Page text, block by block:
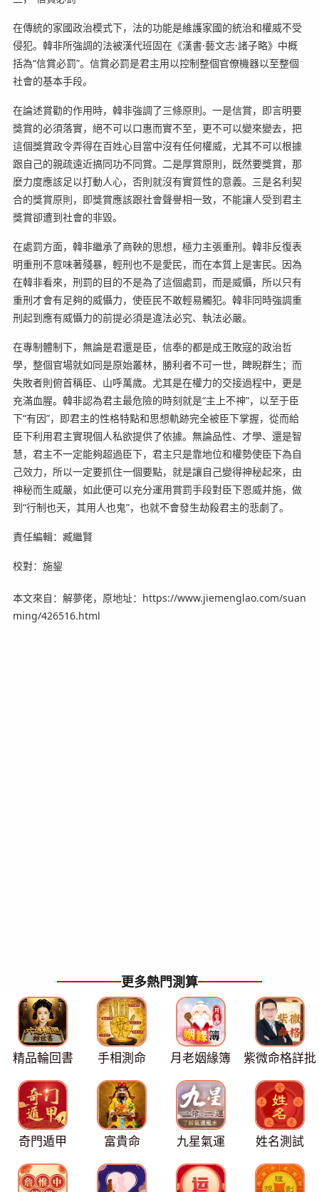
在傳統的家國政治模式下，法的功能是維護家國的統治和權威不受
侵犯。韓非所強調的法被漢代班固在《漢書·藝文志·諸子略》中概
括為“信賞必罰”。信賞必罰是君主用以控制整個官僚機器以至整個
社會的基本手段。
在論述賞勸的作用時，韓非強調了三條原則。一是信賞，即言明要
獎賞的必須落實，絕不可以口惠而實不至，更不可以變來變去，把
這個獎賞政令弄得在百姓心目當中沒有任何權威，尤其不可以根據
跟自己的親疏遠近搞同功不同賞。二是厚賞原則，既然要獎賞，那
麼力度應該足以打動人心，否則就沒有實質性的意義。三是名利契
合的獎賞原則，即獎賞應該跟社會聲譽相一致，不能讓人受到君主
獎賞卻遭到社會的非毀。
在處罰方面，韓非繼承了商鞅的思想，極力主張重刑。韓非反復表
明重刑不意味著殘暴，輕刑也不是愛民，而在本質上是害民。因為
在韓非看來，刑罰的目的不是為了這個處罰，而是威懾，所以只有
重刑才會有足夠的威懾力，使臣民不敢輕易觸犯。韓非同時強調重
刑起到應有威懾力的前提必須是違法必究、執法必嚴。
在專制體制下，無論是君還是臣，信奉的都是成王敗寇的政治哲
學，整個官場就如同是原始叢林，勝利者不可一世，睥睨群生；而
失敗者則俯首稱臣、山呼萬歲。尤其是在權力的交接過程中，更是
充滿血腥。韓非認為君主最危險的時刻就是“主上不神”，以至于臣
下“有因”，即君主的性格特點和思想軌跡完全被臣下掌握，從而給
臣下利用君主實現個人私欲提供了依據。無論品性、才學、還是智
慧，君主不一定能夠超過臣下，君主只是靠地位和權勢使臣下為自
己效力，所以一定要抓住一個要點，就是讓自己變得神秘起來，由
神秘而生威嚴，如此便可以充分運用賞罰手段對臣下恩威并施，做
到“行制也天，其用人也鬼”，也就不會發生劫殺君主的悲劇了。
責任編輯：臧繼賢
校對：施鋆
本文來自：解夢佬，原地址：https://www.jiemenglao.com/suan
ming/426516.html
更多熱門測算
精品輪回書 手相測命 月老姻緣簿 紫微命格詳批
奇門遁甲 富貴命 九星氣運 姓名測試